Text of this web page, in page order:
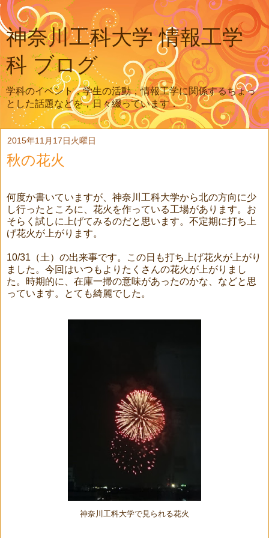
神奈川工科大学 情報工学
科 ブログ
学科のイベント，学生の活動，情報工学に関係するちょっ
とした話題などを，日々綴っています．
2015年11月17日火曜日
秋の花火
何度か書いていますが、神奈川工科大学から北の方向に少
し行ったところに、花火を作っている工場があります。お
そらく試しに上げてみるのだと思います。不定期に打ち上
げ花火が上がります。
10/31（土）の出来事です。この日も打ち上げ花火が上がり
ました。今回はいつもよりたくさんの花火が上がりまし
た。時期的に、在庫一掃の意味があったのかな、などと思
っています。とても綺麗でした。
神奈川工科大学で見られる花火